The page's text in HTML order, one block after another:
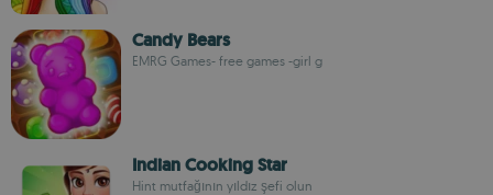
Candy Bears
EMRG Games- free games -girl g
Indian Cooking Star
Hint mutfağının yıldız şefi olun